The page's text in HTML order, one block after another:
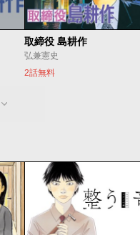
取締役 島耕作
弘兼憲史
2話無料